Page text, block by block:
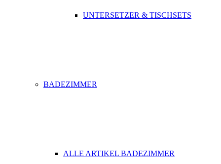
UNTERSETZER & TISCHSETS
BADEZIMMER
ALLE ARTIKEL BADEZIMMER